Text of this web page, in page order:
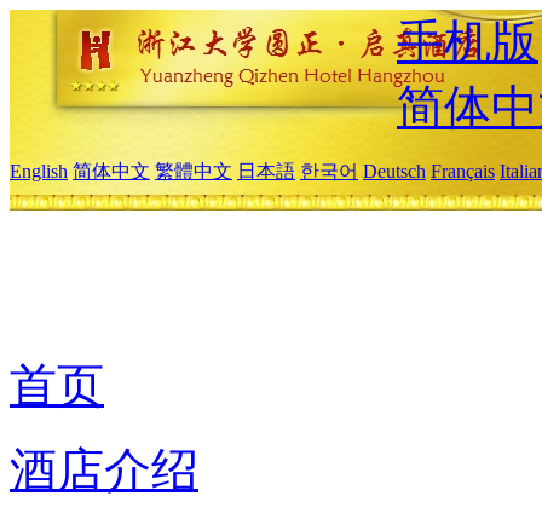
手机版
简体
English 简体中文 繁體中文 日本語 한국어 Deutsch Français
首页
酒店介绍